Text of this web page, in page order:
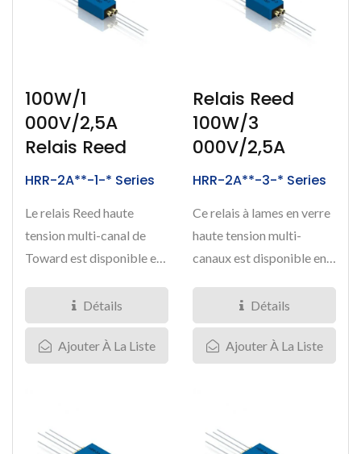
100W/1
000V/2,5A
Relais Reed
HRR-2A**-1-* Series
Le relais Reed haute
tension multi-canal de
Toward est disponible en
Détails
Ajouter À La Liste
Relais Reed
100W/3
000V/2,5A
HRR-2A**-3-* Series
Ce relais à lames en verre
haute tension multi-
canaux est disponible en
Détails
Ajouter À La Liste